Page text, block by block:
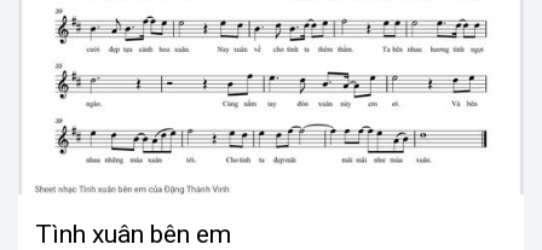
Tình xuân bên em